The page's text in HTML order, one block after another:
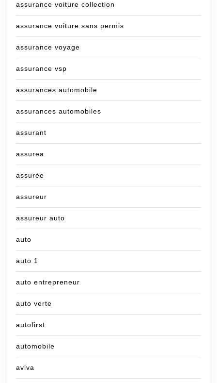
assurance voiture collection
assurance voiture sans permis
assurance voyage
assurance vsp
assurances automobile
assurances automobiles
assurant
assurea
assurée
assureur
assureur auto
auto
auto 1
auto entrepreneur
auto verte
autofirst
automobile
aviva